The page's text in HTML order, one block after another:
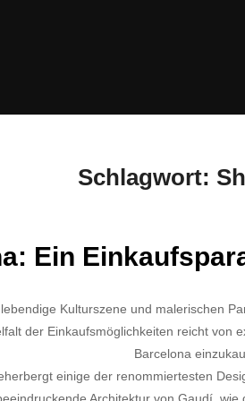
Schlagwort:
Ein
Kulturszene und malerischen
der Einkaufsmöglichkeiten reicht
Barcelona
einige der renommiertesten